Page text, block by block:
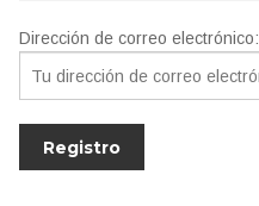
Dirección de correo electrónico: